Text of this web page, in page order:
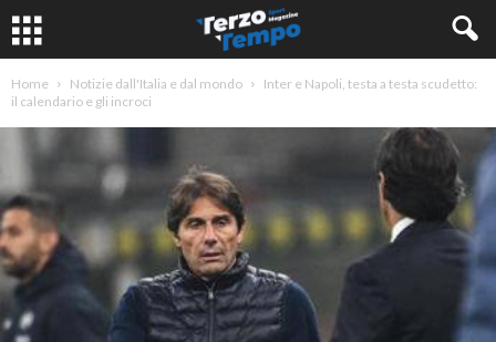
Home Notizie dall'Italia e dal mondo
Inter e Napoli, testa a testa scudetto:
il calendario e gli incroci